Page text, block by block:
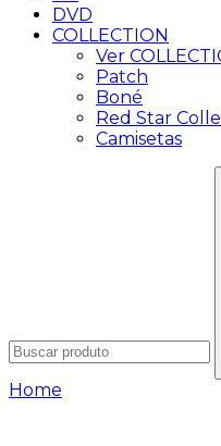
DVD
COLLECTION
Ver
Patch
Boné
Red Star
Camisetas
Home